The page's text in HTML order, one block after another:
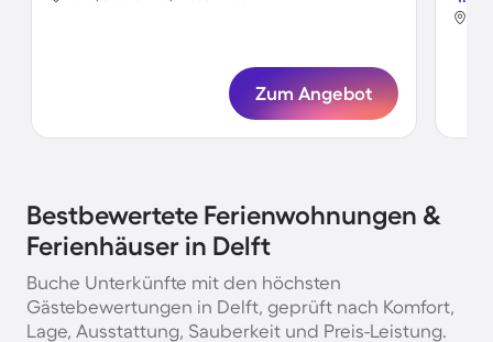
Zum Angebot
Bestbewertete Ferienwohnungen &
Ferienhäuser in Delft
Buche Unterkünfte mit den höchsten
Gästebewertungen in Delft, geprüft nach Komfort,
Lage, Ausstattung, Sauberkeit und Preis-Leistung.